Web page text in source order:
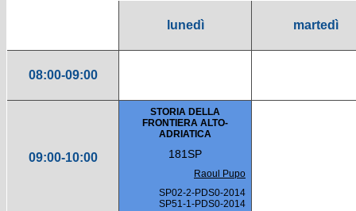
lunedì martedì
08:00-09:00
09:00-10:00
STORIA DELLA
FRONTIERA ALTO-
ADRIATICA
181SP
Raoul Pupo
SP02-2-PDS0-2014
SP51-1-PDS0-2014